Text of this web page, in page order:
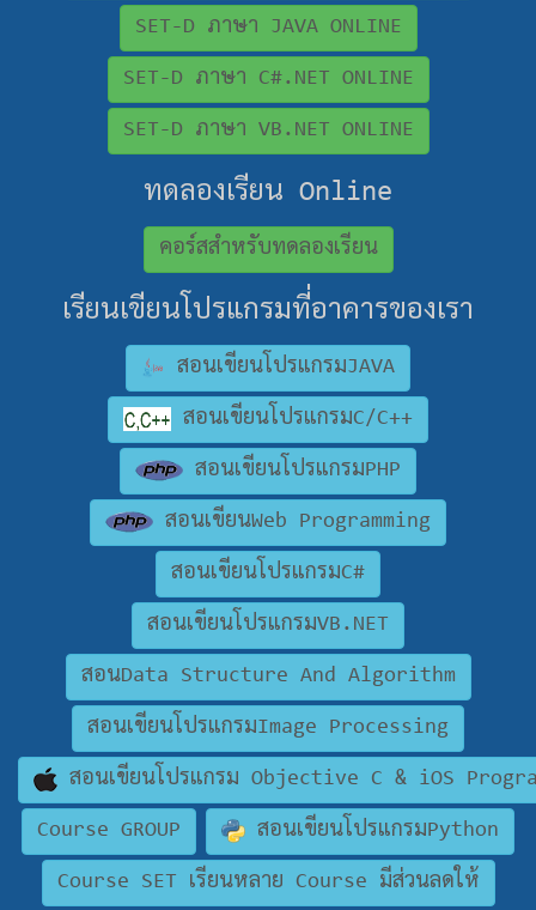
SET-D ภาษา JAVA ONLINE
SET-D ภาษา C#.NET ONLINE
SET-D ภาษา VB.NET ONLINE
ทดลองเรียน Online
คอร์สสำหรับทดลองเรียน
เรียนเขียนโปรแกรมที่อาคารของเรา
สอนเขียนโปรแกรมJAVA
สอนเขียนโปรแกรมC/C++
สอนเขียนโปรแกรมPHP
สอนเขียนWeb Programming
สอนเขียนโปรแกรมC#
สอนเขียนโปรแกรมVB.NET
สอนData Structure And Algorithm
สอนเขียนโปรแกรมImage Processing
สอนเขียนโปรแกรม Objective C & iOS
Course GROUP สอนเขียนโปรแกรมPython
Course SET เรียนหลาย Course มีส่วนลดให้